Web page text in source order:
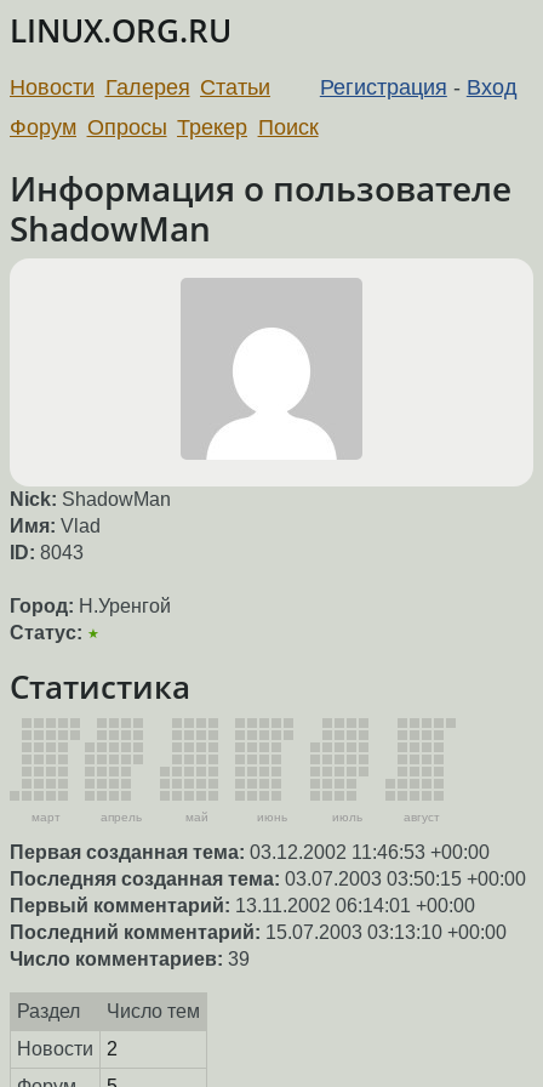
LINUX.ORG.RU
Регистрация - Вход
Новости Галерея Статьи
Форум Опросы Трекер Поиск
Информация о пользователе
ShadowMan
Nick: ShadowMan
Имя: Vlad
ID: 8043
Город: Н.Уренгой
Статус: ★
Статистика
март апрель май июнь июль август
Первая созданная тема: 03.12.2002 11:46:53 +00:00
Последняя созданная тема: 03.07.2003 03:50:15 +00:00
Первый комментарий: 13.11.2002 06:14:01 +00:00
Последний комментарий: 15.07.2003 03:13:10 +00:00
Число комментариев: 39
Раздел
Число тем
Новости
2